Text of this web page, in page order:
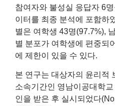
참여자와 불성실 응답자 6
이터를 최종 분석에 포함하
별은 여학생 43명(97.7%),
별 분포가 여학생에 편중되
에 제한이 있을 수 있다.
본 연구는 대상자의 윤리적
소속기간인 영남이공대학
인을 받은 후 실시되었다